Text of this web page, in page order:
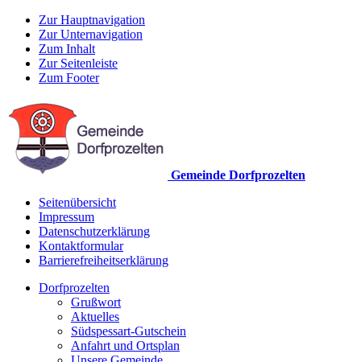
Zur Hauptnavigation
Zur Unternavigation
Zum Inhalt
Zur Seitenleiste
Zum Footer
Gemeinde Dorfprozelten
Seitenübersicht
Impressum
Datenschutzerklärung
Kontaktformular
Barrierefreiheitserklärung
Dorfprozelten
Grußwort
Aktuelles
Südspessart-Gutschein
Anfahrt und Ortsplan